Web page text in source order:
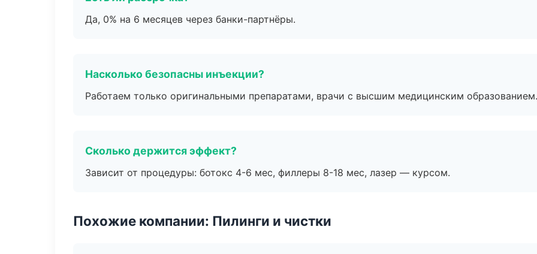
Да, 0% на 6 месяцев через банки-партнёры.
Насколько безопасны инъекции?
Работаем только оригинальными препаратами, врачи с высшим медицинским образованием.
Сколько держится эффект?
Зависит от процедуры: ботокс 4-6 мес, филлеры 8-18 мес, лазер — курсом.
Похожие компании: Пилинги и чистки